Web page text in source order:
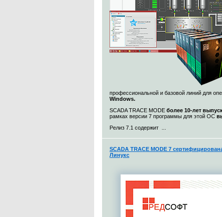
профессиональной и базовой линий для
Windows.
SCADA TRACE MODE более 10-лет
рамках версии 7 программы для этой ОС
Релиз 7.1 содержит ...
SCADA TRACE MODE 7
Линукс